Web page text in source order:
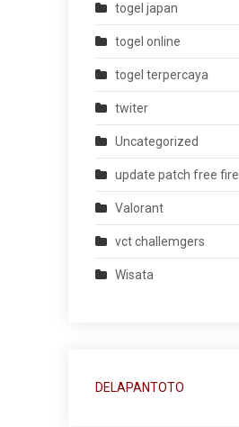
togel japan
togel online
togel terpercaya
twiter
Uncategorized
update patch free fire
Valorant
vct challemgers
Wisata
DELAPANTOTO